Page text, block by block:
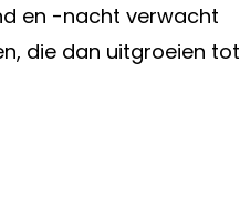
en -nacht verwacht
die dan uitgroeien tot